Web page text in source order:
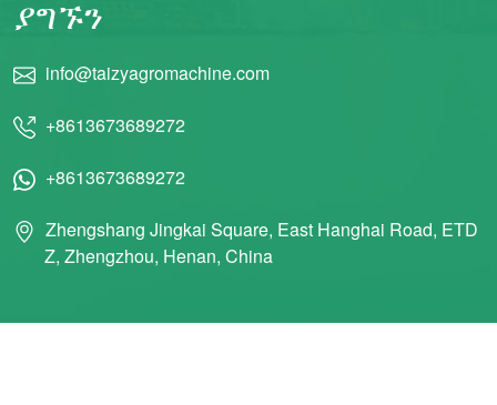
ያግኙን
info@taizyagromachine.com
+8613673689272
+8613673689272
Zhengshang Jingkai Square, East Hanghai Road, ETD
Z, Zhengzhou, Henan, China